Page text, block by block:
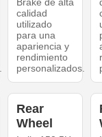
calidad
utilizado
para una
apariencia y
rendimiento
personalizados.
Rear
Wheel